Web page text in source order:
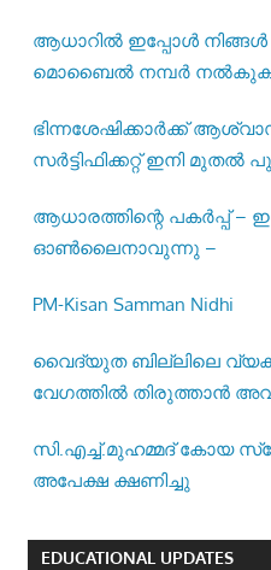
ആധാറിൽ ഇപ്പോൾ
മൊബൈൽ നമ്പർ നൽകുക
ഭിന്നശേഷിക്കാർക്ക്
സർട്ടിഫിക്കറ്റ് ഇനി മുതൽ
ആധാരത്തിന്റെ പകർപ്പ് –
ഓൺലൈനാവുന്നു –
PM-Kisan Samman Nidhi
വൈദ്യുത ബില്ലിലെ
വേഗത്തിൽ തിരുത്താൻ
സി.എച്ച്.മുഹമ്മദ് കോയ
അപേക്ഷ ക്ഷണിച്ചു
EDUCATIONAL UPDATES